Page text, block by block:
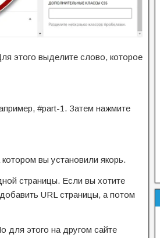
этого выделите слово, которое
#part-1. Затем нажмите
вы установили якорь.
страницы. Если вы хотите
URL страницы, а потом
для этого на другом сайте